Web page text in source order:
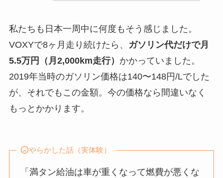
私たちも日本一周中に何度もそう感じました。
VOXYで8ヶ月走り続けたら、
ガソリン代だけで月
5.5万円（月2,000km走行） かかっていました。
2019年当時のガソリン価格は140〜148円/Lでした
が、それでもこの金額。今の価格なら間違いなく
もっとかかります。
やらかした話（実体験）
「満タン給油は車が重くなって燃費が悪くな